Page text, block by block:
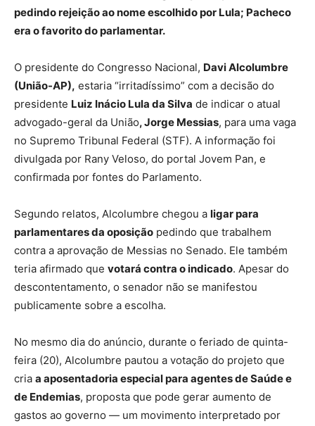
pedindo rejeição ao nome escolhido por Lula; Pacheco
era o favorito do parlamentar.
O presidente do Congresso Nacional, Davi Alcolumbre
(União-AP), estaria “irritadíssimo” com a decisão do
presidente Luiz Inácio Lula da Silva de indicar o atual
advogado-geral da União, Jorge Messias, para uma vaga
no Supremo Tribunal Federal (STF). A informação foi
divulgada por Rany Veloso, do portal Jovem Pan, e
confirmada por fontes do Parlamento.
Segundo relatos, Alcolumbre chegou a ligar para
parlamentares da oposição pedindo que trabalhem
contra a aprovação de Messias no Senado. Ele também
teria afirmado que votará contra o indicado. Apesar do
descontentamento, o senador não se manifestou
publicamente sobre a escolha.
No mesmo dia do anúncio, durante o feriado de quinta-
feira (20), Alcolumbre pautou a votação do projeto que
cria a aposentadoria especial para agentes de Saúde e
de Endemias, proposta que pode gerar aumento de
gastos ao governo — um movimento interpretado por